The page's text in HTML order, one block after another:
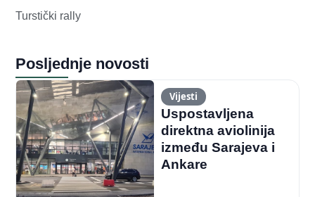
Turstički rally
Posljednje novosti
Vijesti
Uspostavljena
direktna aviolinija
između Sarajeva i
Ankare